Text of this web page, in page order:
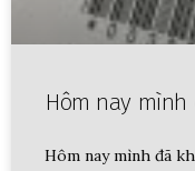
Hôm nay mình
Hôm nay mình đã